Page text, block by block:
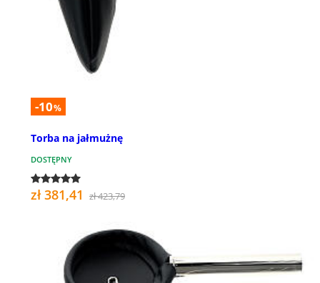
-10%
Torba na jałmużnę
DOSTĘPNY
zł 381,41 zł 423,79